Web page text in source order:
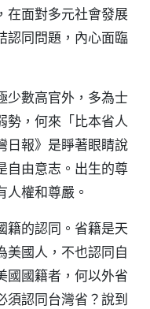
在面對多元社會發展
認同問題，內心面臨
少數高官外，多為士
勢，何來「比本省人
日報》是睜著眼睛說
自由意志。出生的尊
權和尊嚴。
籍的認同。省籍是天
美國人，不也認同自
國國籍者，何以外省
須認同台灣省？說到